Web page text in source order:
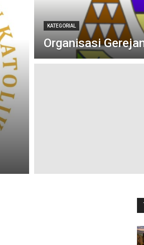
KATEGORIAL
Organisasi